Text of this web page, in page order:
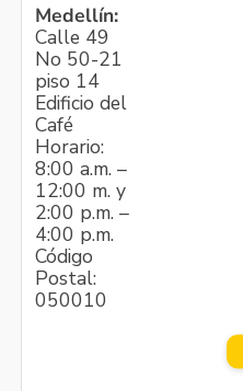
Medellín:
Calle 49
No 50-21
piso 14
Edificio del
Café
Horario:
8:00 a.m. –
12:00 m. y
2:00 p.m. –
4:00 p.m.
Código
Postal:
050010